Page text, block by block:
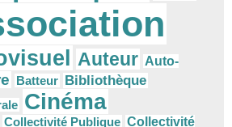
Auteur Auto-
Batteur Bibliothèque
Cinéma
Collectivité Publique Collectivité